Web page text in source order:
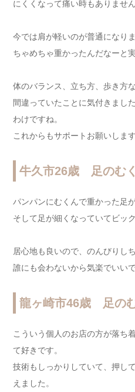
にくくなって痛い時もありませ
今では肩が軽いのが普通になり
ちゃめちゃ重かったんだなーと実
体のバランス、立ち方、歩き方
間違っていたことに気付きまし
わけですね。
これからもサポートお願いします
牛久市26歳 足のむ
パンパンにむくんで重かった足
そして足が細くなっていてビッ
居心地も良いので、のんびりし
誰にも会わないから気楽でいい
龍ヶ崎市46歳 足の
こういう個人のお店の方が落ち
て好きです。
技術もしっかりしていて、押し
えました。